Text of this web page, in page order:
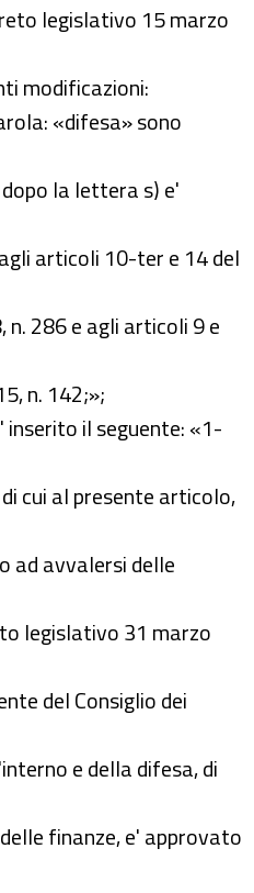
legislativo 15 marzo
modificazioni:
«difesa» sono
la lettera s) e'
articoli 10-ter e 14 del
286 e agli articoli 9 e
n. 142;»;
inserito il seguente: «1-
cui al presente articolo,
ad avvalersi delle
legislativo 31 marzo
del Consiglio dei
e della difesa, di
finanze, e' approvato